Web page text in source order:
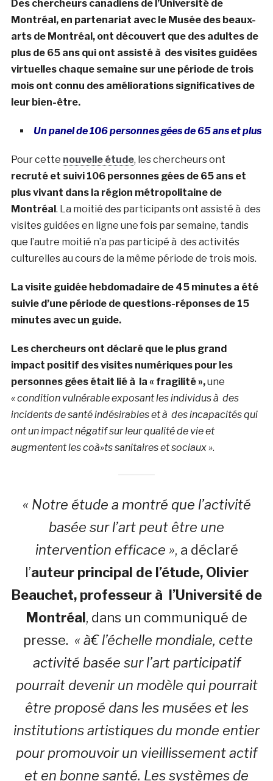
Des chercheurs canadiens de l’Université de
Montréal, en partenariat avec le Musée des beaux-
arts de Montréal, ont découvert que des adultes de
plus de 65 ans qui ont assisté à des visites guidées
virtuelles chaque semaine sur une période de trois
mois ont connu des améliorations significatives de
leur bien-être.
Un panel de 106 personnes gées de 65 ans et plus
Pour cette nouvelle étude, les chercheurs ont
recruté et suivi 106 personnes gées de 65 ans et
plus vivant dans la région métropolitaine de
Montréal . La moitié des participants ont assisté à des
visites guidées en ligne une fois par semaine, tandis
que l’autre moitié n’a pas participé à des activités
culturelles au cours de la même période de trois mois.
La visite guidée hebdomadaire de 45 minutes a été
suivie d’une période de questions-réponses de 15
minutes avec un guide.
Les chercheurs ont déclaré que le plus grand
impact positif des visites numériques pour les
personnes gées était lié à la « fragilité »,une
« condition vulnérable exposant les individus à des
incidents de santé indésirables et à des incapacités qui
ont un impact négatif sur leur qualité de vie et
augmentent les coà»ts sanitaires et sociaux ».
« Notre étude a montré que l’activité
basée sur l’art peut être une
intervention efficace », a déclaré
l’auteur principal de l’étude, Olivier
Beauchet, professeur à l’Université de
Montréal , dans un communiqué de
presse. « à€ l’échelle mondiale, cette
activité basée sur l’art participatif
pourrait devenir un modèle qui pourrait
être proposé dans les musées et les
institutions artistiques du monde entier
pour promouvoir un vieillissement actif
et en bonne santé. Les systèmes de